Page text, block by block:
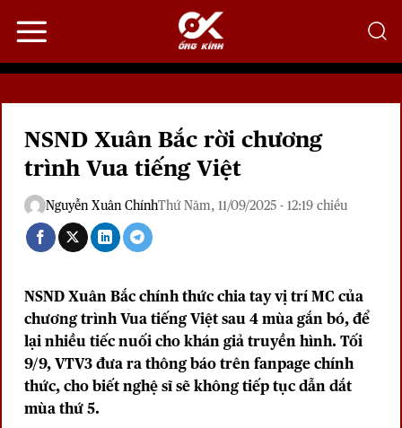
qua
dung
NSND Xuân Bắc rời chương
trình Vua tiếng Việt
Nguyễn Xuân ChínhThứ Năm, 11/09/2025 - 12:19 chiều
NSND Xuân Bắc chính thức chia tay vị trí MC của
chương trình Vua tiếng Việt sau 4 mùa gắn bó, để
lại nhiều tiếc nuối cho khán giả truyền hình. Tối
9/9, VTV3 đưa ra thông báo trên fanpage chính
thức, cho biết nghệ sĩ sẽ không tiếp tục dẫn dắt
mùa thứ 5.